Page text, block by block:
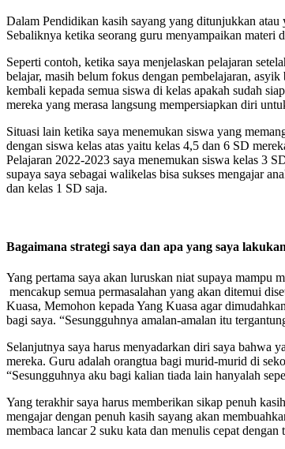
Dalam Pendidikan kasih sayang yang ditunjukkan atau
Sebaliknya ketika seorang guru menyampaikan materi
Seperti contoh, ketika saya menjelaskan pelajaran
belajar, masih belum fokus dengan pembelajaran,
kembali kepada semua siswa di kelas apakah sudah
mereka yang merasa langsung mempersiapkan diri
Situasi lain ketika saya menemukan siswa yang
dengan siswa kelas atas yaitu kelas 4,5 dan 6 SD
Pelajaran 2022-2023 saya menemukan siswa kelas 3
supaya saya sebagai walikelas bisa sukses mengajar
dan kelas 1 SD saja.
Bagaimana strategi saya dan apa yang saya
Yang pertama saya akan luruskan niat supaya mampu
mencakup semua permasalahan yang akan ditemui
Kuasa, Memohon kepada Yang Kuasa agar
bagi saya. “Sesungguhnya amalan-amalan itu
Selanjutnya saya harus menyadarkan diri saya bahwa
mereka. Guru adalah orangtua bagi murid-murid di
“Sesungguhnya aku bagi kalian tiada lain hanyalah
Yang terakhir saya harus memberikan sikap penuh
mengajar dengan penuh kasih sayang akan
membaca lancar 2 suku kata dan menulis cepat